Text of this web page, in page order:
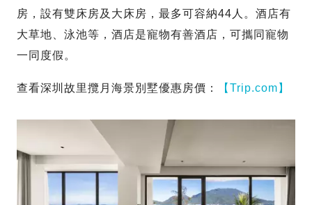
房，設有雙床房及大床房，最多可容納44人。酒店有
大草地、泳池等，酒店是寵物有善酒店，可攜同寵物
一同度假。
查看深圳故里攬月海景別墅優惠房價： 【Trip.com】